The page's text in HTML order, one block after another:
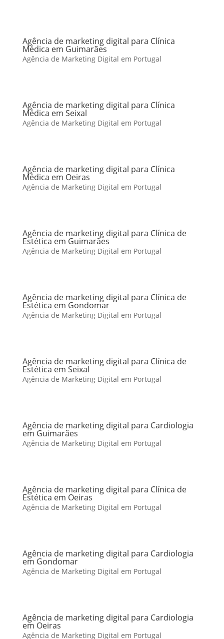
Agência de marketing digital para Clínica
Médica em Guimarães
Agência de Marketing Digital em Portugal
Agência de marketing digital para Clínica
Médica em Seixal
Agência de Marketing Digital em Portugal
Agência de marketing digital para Clínica
Médica em Oeiras
Agência de Marketing Digital em Portugal
Agência de marketing digital para Clínica de
Estética em Guimarães
Agência de Marketing Digital em Portugal
Agência de marketing digital para Clínica de
Estética em Gondomar
Agência de Marketing Digital em Portugal
Agência de marketing digital para Clínica de
Estética em Seixal
Agência de Marketing Digital em Portugal
Agência de marketing digital para Cardiologia
em Guimarães
Agência de Marketing Digital em Portugal
Agência de marketing digital para Clínica de
Estética em Oeiras
Agência de Marketing Digital em Portugal
Agência de marketing digital para Cardiologia
em Gondomar
Agência de Marketing Digital em Portugal
Agência de marketing digital para Cardiologia
em Oeiras
Agência de Marketing Digital em Portugal